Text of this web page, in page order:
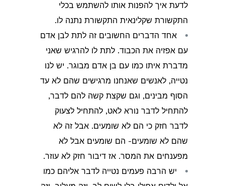
לדעת איך להפנות אותו להשתמש בכלי
התקשורת שקלינאית התקשורת נתנה לו.
אחד הדברים החשובים זה לתת לבן אדם
עם אפזיה את הכבוד. לתת לו להרגיש שאני
מדברת איתו כמו עם בן אדם מבוגר. יש לנו
נטייה, לאנשים שאנחנו מרגישים שהם לא עד
הסוף מבינים, וגם שקצת קשה להם לדבר,
להתחיל לדבר נורא לאט, להתחיל לצעוק
לדבר חזק כי הם לא שומעים. אבל זה לא
שהם לא שומעים- הם שומעים אבל לא
מפענחים את המסר. אז דיבור חזק לא עוזר.
יש הרבה פעמים נטייה לדבר אליהם כמו